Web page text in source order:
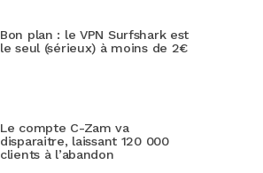
Bon plan : le VPN Surfshark est
le seul (sérieux) à moins de 2€
Le compte C-Zam va
disparaitre, laissant 120 000
clients à l’abandon